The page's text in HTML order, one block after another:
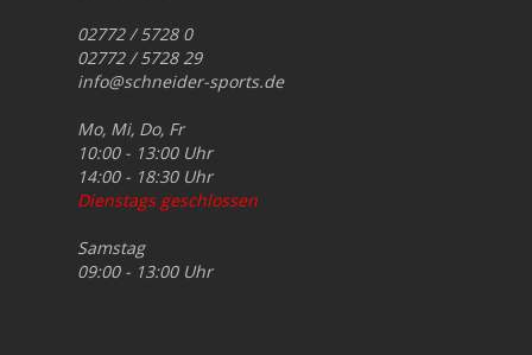
02772 / 5728 0
02772 / 5728 29
info@schneider-sports.de
Mo, Mi, Do, Fr
10:00 - 13:00 Uhr
14:00 - 18:30 Uhr
Dienstags geschlossen
Samstag
09:00 - 13:00 Uhr